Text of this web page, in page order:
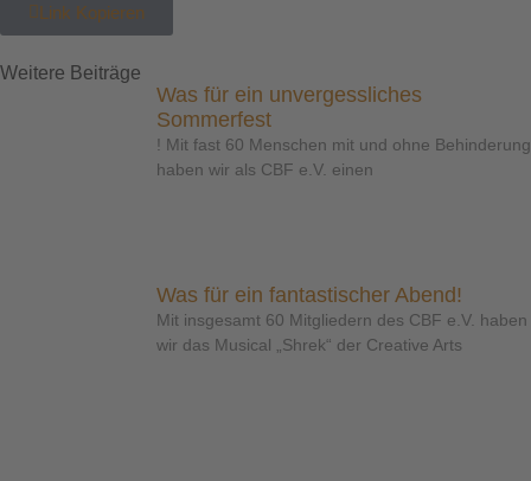
Link Kopieren
Weitere Beiträge
Was für ein unvergessliches
Sommerfest
! Mit fast 60 Menschen mit und ohne Behinderung
haben wir als CBF e.V. einen
Was für ein fantastischer Abend!
Mit insgesamt 60 Mitgliedern des CBF e.V. haben
wir das Musical „Shrek“ der Creative Arts